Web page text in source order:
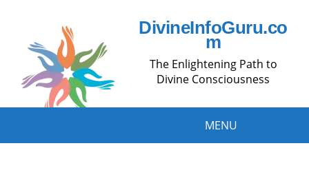
DivineInfoGuru.co
m
The Enlightening Path to
Divine Consciousness
MENU